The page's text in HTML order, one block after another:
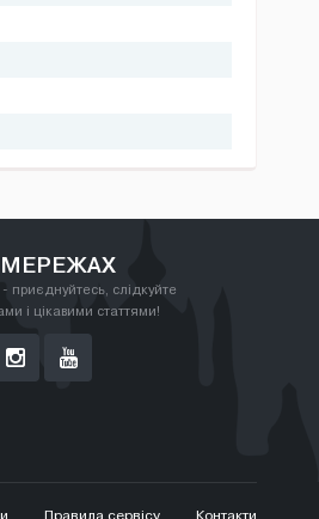
приєднуйтесь, слідкуйте
і цікавими статтями!